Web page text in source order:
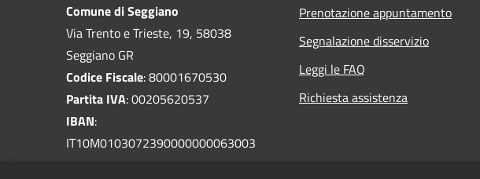
Comune di Seggiano
Via Trento e Trieste, 19, 58038
Seggiano GR
Codice Fiscale: 80001670530
Partita IVA: 00205620537
IBAN:
IT10M0103072390000000063003
Prenotazione appuntamento
Segnalazione disservizio
Leggi le FAQ
Richiesta assistenza